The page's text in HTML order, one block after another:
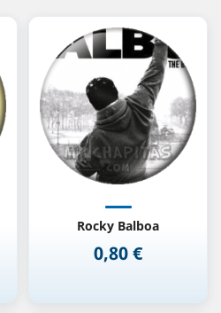
Rocky Balboa
Precio
0,80 €